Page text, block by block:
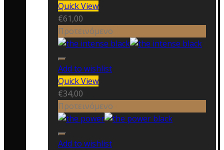
Quick View
€61,00
Προτεινόμενο
Add to wishlist
Quick View
€34,00
Προτεινόμενο
Add to wishlist